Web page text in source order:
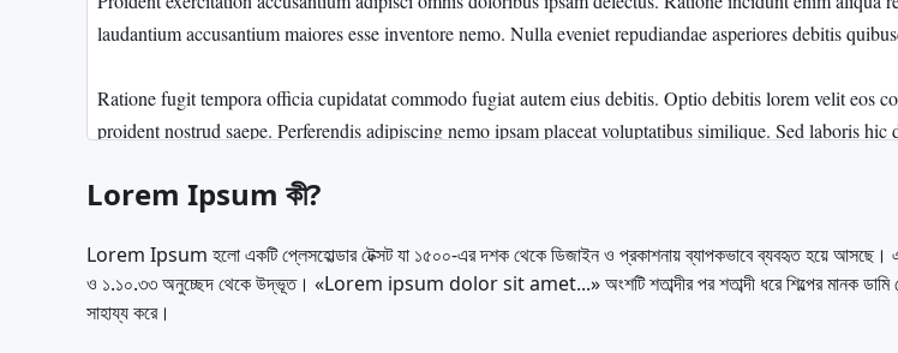
Lorem Ipsum কী?
Lorem Ipsum হলো একটি প্লেসহোল্ডার টেক্সট যা ১৫০০-এর দশক থেকে ডিজাইন ও প্রকাশনায় ব্যাপকভাবে ব্যবহৃত হয়ে
ও ১.১০.৩৩ অনুচ্ছেদ থেকে উদ্ভূত। «Lorem ipsum dolor sit amet...» অংশটি শতাব্দীর পর শতাব্দী ধরে শিল্পের মানক ডামি
সাহায্য করে।